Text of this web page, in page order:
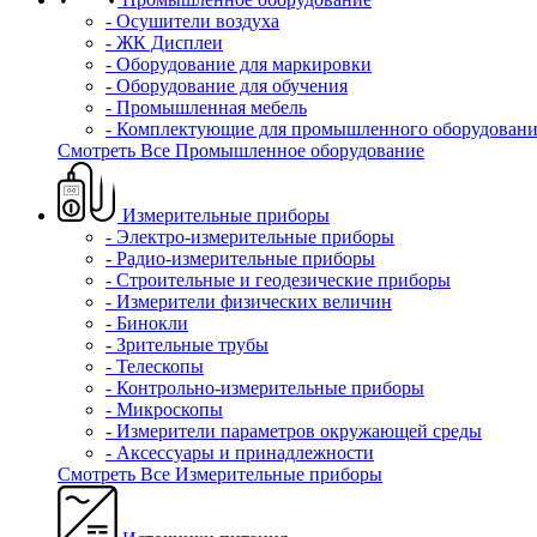
- Осушители воздуха
- ЖК Дисплеи
- Оборудование для маркировки
- Оборудование для обучения
- Промышленная мебель
- Комплектующие для промышленного
Смотреть Все Промышленное оборудование
Измерительные приборы
- Электро-измерительные приборы
- Радио-измерительные приборы
- Строительные и геодезические приборы
- Измерители физических величин
- Бинокли
- Зрительные трубы
- Телескопы
- Контрольно-измерительные приборы
- Микроскопы
- Измерители параметров окружающей среды
- Аксессуары и принадлежности
Смотреть Все Измерительные приборы